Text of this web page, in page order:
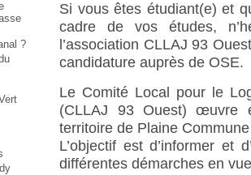
?
Si vous êtes étudiant(e) et
cadre de vos études,
l’association CLLAJ 93
candidature auprès de OSE.
Le Comité Local pour le
(CLLAJ 93 Ouest) œuvre
territoire de Plaine
L’objectif est d’informer et
différentes démarches en